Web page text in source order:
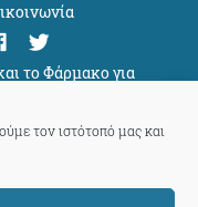
τον ιστότοπό μας και
το Φάρμακο για
Support